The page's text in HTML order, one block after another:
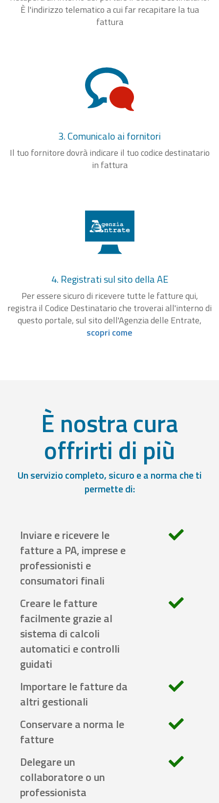
È l'indirizzo telematico a cui far recapitare la tua
fattura
3. Comunicalo ai fornitori
Il tuo fornitore dovrà indicare il tuo codice destinatario
in fattura
4. Registrati sul sito della AE
Per essere sicuro di ricevere tutte le fatture qui,
registra il Codice Destinatario che troverai all'interno di
questo portale, sul sito dell'Agenzia delle Entrate,
scopri come
È nostra cura
offrirti di più
Un servizio completo, sicuro e a norma che ti
permette di:
Inviare e ricevere le
fatture a PA, imprese e
professionisti e
consumatori finali
Creare le fatture
facilmente grazie al
sistema di calcoli
automatici e controlli
guidati
Importare le fatture da
altri gestionali
Conservare a norma le
fatture
Delegare un
collaboratore o un
professionista